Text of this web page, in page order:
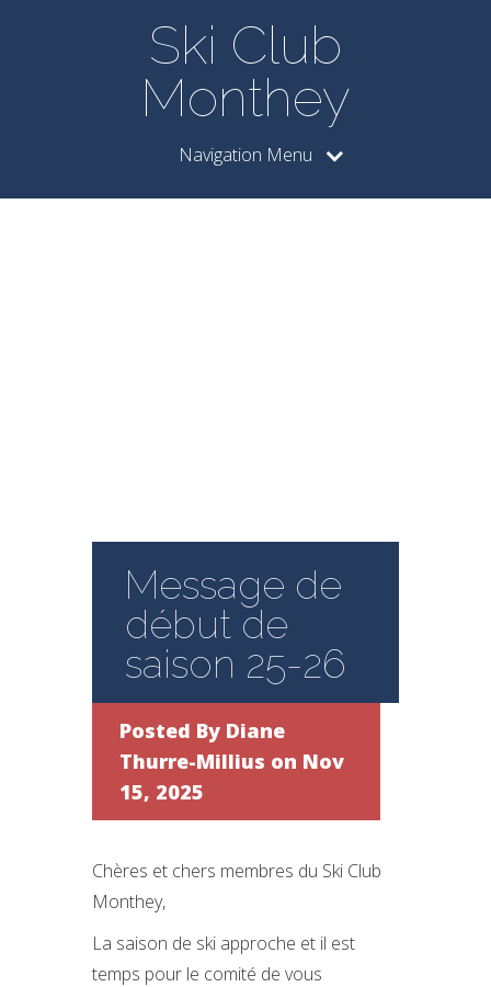
Ski Club
Monthey
Navigation Menu
Message de
début de
saison 25-26
Posted By Diane
Thurre-Millius on Nov
15, 2025
Chères et chers membres du Ski Club
Monthey,
La saison de ski approche et il est
temps pour le comité de vous